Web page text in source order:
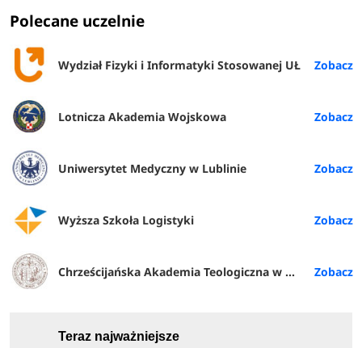
Polecane uczelnie
Wydział Fizyki i Informatyki Stosowanej UŁ
Lotnicza Akademia Wojskowa
Uniwersytet Medyczny w Lublinie
Wyższa Szkoła Logistyki
Chrześcijańska Akademia Teologiczna w Warszawie
Teraz najważniejsze